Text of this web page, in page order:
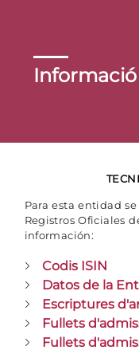
Para esta entidad
Registros Oficiales
información:
Codis ISIN
Datos de la
Escriptures
Fullets
Fullets